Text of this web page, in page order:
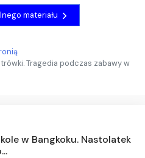
materiału
Tragedia podczas zabawy w
w Bangkoku. Nastolatek